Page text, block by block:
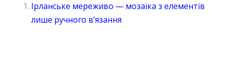
Ірланське мереживо — мозаїка з елементів
лише ручного в’язання